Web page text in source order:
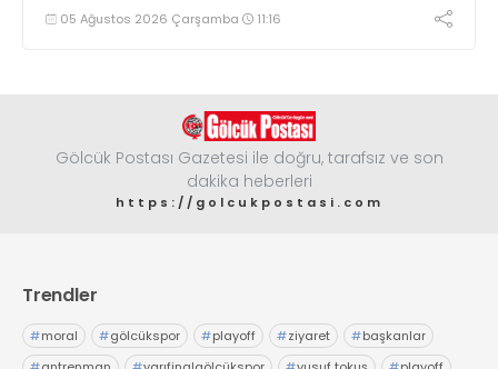
05 Ağustos 2026 Çarşamba 11:16
Gölcük Postası Gazetesi ile doğru, tarafsız ve son
dakika heberleri
https://golcukpostasi.com
Trendler
#moral #gölcükspor #playoff #ziyaret #başkanlar